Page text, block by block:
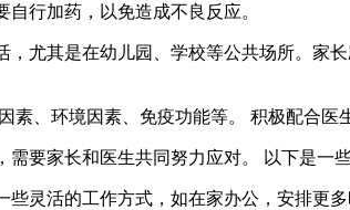
行加药，以免造成不良反应。
尤其是在幼儿园、学校等公共场所。家
、环境因素、免疫功能等。 积极配合医
要家长和医生共同努力应对。 以下是一
灵活的工作方式，如在家办公，安排更